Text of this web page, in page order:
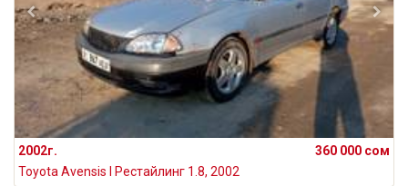
2002г.
360 000 сом
Toyota Avensis I Рестайлинг 1.8, 2002